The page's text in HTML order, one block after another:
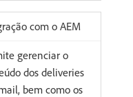
com o AEM
gerenciar o
dos deliveries
bem como os